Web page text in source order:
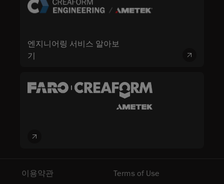
엔지니어링 서비스 알아보
기
이용약관 Terms of Use